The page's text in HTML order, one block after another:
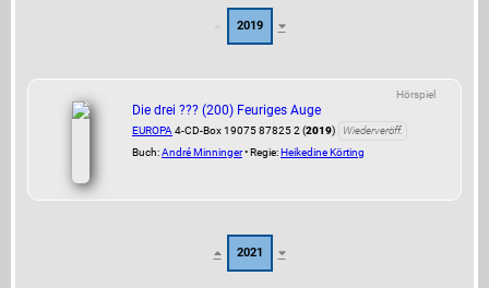
2019
Hörspiel
Die drei ??? (200) Feuriges Auge
EUROPA 4-CD-Box 19075 87825 2 (2019)
Wiederveröff.
Buch:André Minninger• Regie:Heikedine Körting
2021